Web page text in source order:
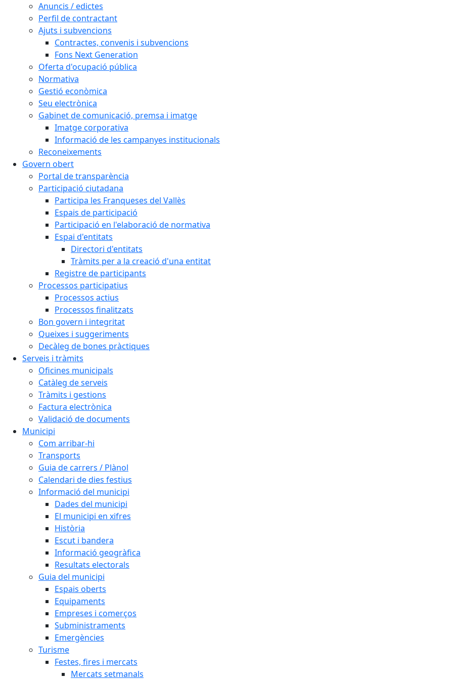
Anuncis / edictes
Perfil de contractant
Ajuts i subvencions
Contractes, convenis i subvencions
Fons Next Generation
Oferta d'ocupació pública
Normativa
Gestió econòmica
Seu electrònica
Gabinet de comunicació, premsa i imatge
Imatge corporativa
Informació de les campanyes institucionals
Reconeixements
Govern obert
Portal de transparència
Participació ciutadana
Participa les Franqueses del Vallès
Espais de participació
Participació en l'elaboració de normativa
Espai d'entitats
Directori d'entitats
Tràmits per a la creació d'una entitat
Registre de participants
Processos participatius
Processos actius
Processos finalitzats
Bon govern i integritat
Queixes i suggeriments
Decàleg de bones pràctiques
Serveis i tràmits
Oficines municipals
Catàleg de serveis
Tràmits i gestions
Factura electrònica
Validació de documents
Municipi
Com arribar-hi
Transports
Guia de carrers / Plànol
Calendari de dies festius
Informació del municipi
Dades del municipi
El municipi en xifres
Història
Escut i bandera
Informació geogràfica
Resultats electorals
Guia del municipi
Espais oberts
Equipaments
Empreses i comerços
Subministraments
Emergències
Turisme
Festes, fires i mercats
Mercats setmanals